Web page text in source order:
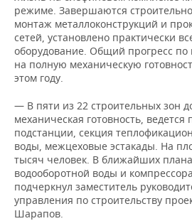
режиме. Завершаются
монтаж металлоконструкций и
сетей, установлено практически
оборудование. Общий прогресс
на полную механическую
этом году.
— В пяти из 22 строительных зон
механическая готовность, ведется
подстанции, секция
воды, межцеховые эстакады. На
тысяч человек. В ближайших
водооборотной воды и
подчеркнул заместитель
управления по строительству
Шарапов.